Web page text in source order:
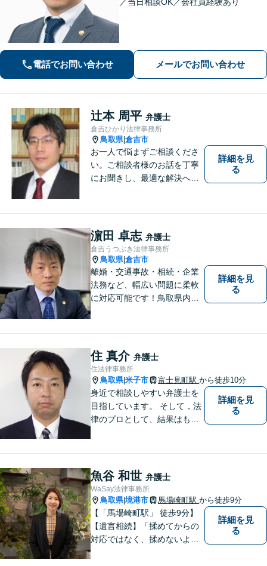
電話でお問い合わせ メールでお問い合わせ
辻本 周平 弁護士
倉吉ひかり法律事務所
鳥取県|倉吉市
お一人で悩まずご相談くださ
い。ご相談者様のお話を丁寧
にお聞きし、最適な解決へと
詳細を見
る
濵田 卓志 弁護士
倉吉うつぶき法律事務所
鳥取県|倉吉市
離婚・交通事故・相続・企業
法務など、幅広い問題に柔軟
に対応可能です！鳥取県内の
をしてもいいのか」と迷われ
ている方も、お気軽にご相談
ください！【駐車場有】
詳細を見
る
住 真介 弁護士
住法律事務所
鳥取県|米子市 富士見町駅 から徒歩10分
身近で相談しやすい弁護士を
目指しています。 そして，法
律のプロとして、結果はもち
依頼者様の心を理解し，寄り
添いながら問題い解決のサポ
ートを心がけています。
詳細を見
る
魚谷 和世 弁護士
WaSay法律事務所
鳥取県|境港市 馬場崎町駅 から徒歩9分
【「馬場崎町駅」 徒歩9分】
【遺言相続】「揉めてからの
対応ではなく、揉めないよう
詳細を見
る